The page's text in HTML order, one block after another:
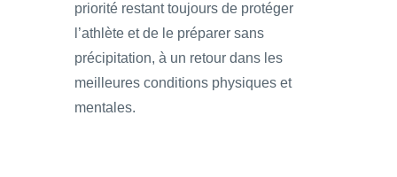
priorité restant toujours de protéger
l’athlète et de le préparer sans
précipitation, à un retour dans les
meilleures conditions physiques et
mentales.